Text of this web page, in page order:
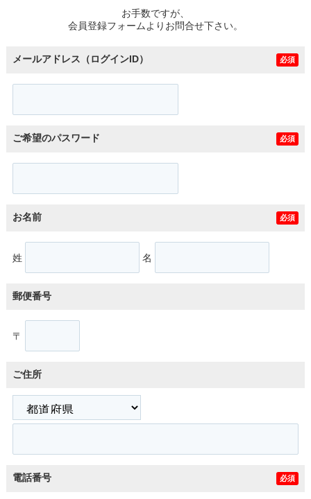
お手数ですが、
会員登録フォームよりお問合せ下さい。
メールアドレス（ログインID） 必須
ご希望のパスワード 必須
お名前 必須
姓 名
郵便番号
〒
ご住所
電話番号 必須